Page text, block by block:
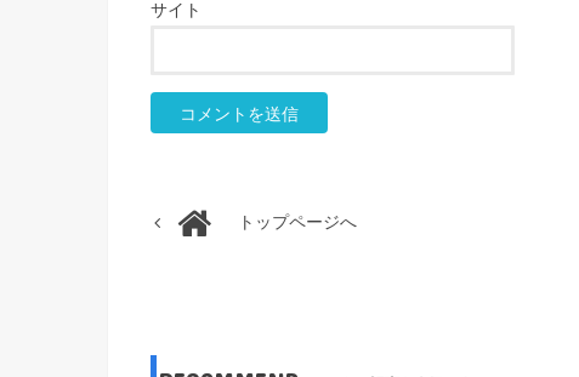
サイト
トップページへ